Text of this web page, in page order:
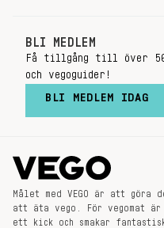
BLI MEDLEM
Få tillgång till över
och vegoguider!
BLI MEDLEM IDAG
Målet med VEGO är att
att äta vego. För vegomat
ett kick och smakar